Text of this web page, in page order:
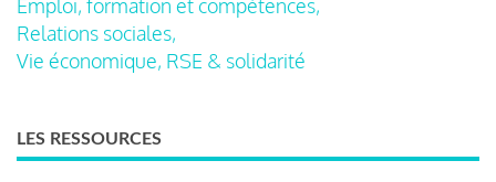
Emploi, formation et compétences,
Relations sociales,
Vie économique, RSE & solidarité
LES RESSOURCES